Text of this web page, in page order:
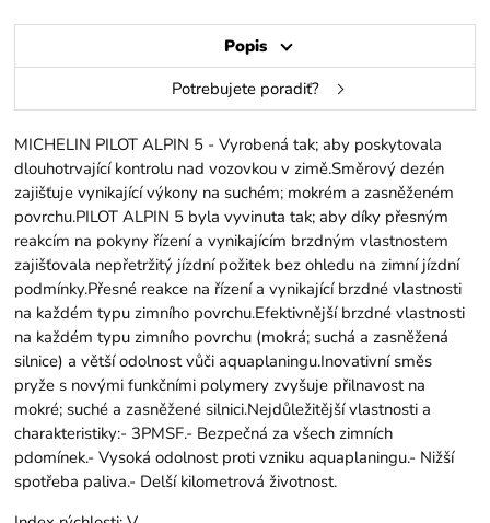
Popis
Potrebujete poradiť?
MICHELIN PILOT ALPIN 5 - Vyrobená tak; aby poskytovala
dlouhotrvající kontrolu nad vozovkou v zimě.Směrový dezén
zajišťuje vynikající výkony na suchém; mokrém a zasněženém
povrchu.PILOT ALPIN 5 byla vyvinuta tak; aby díky přesným
reakcím na pokyny řízení a vynikajícím brzdným vlastnostem
zajišťovala nepřetržitý jízdní požitek bez ohledu na zimní jízdní
podmínky.Přesné reakce na řízení a vynikající brzdné vlastnosti
na každém typu zimního povrchu.Efektivnější brzdné vlastnosti
na každém typu zimního povrchu (mokrá; suchá a zasněžená
silnice) a větší odolnost vůči aquaplaningu.Inovativní směs
pryže s novými funkčními polymery zvyšuje přilnavost na
mokré; suché a zasněžené silnici.Nejdůležitější vlastnosti a
charakteristiky:- 3PMSF.- Bezpečná za všech zimních
pdomínek.- Vysoká odolnost proti vzniku aquaplaningu.- Nižší
spotřeba paliva.- Delší kilometrová životnost.